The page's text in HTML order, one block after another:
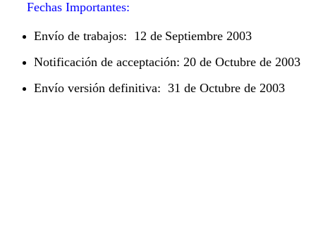
Fechas Importantes:
Envío de trabajos: 12 de Septiembre 2003
Notificación de acceptación: 20 de Octubre de 2003
Envío versión definitiva: 31 de Octubre de 2003